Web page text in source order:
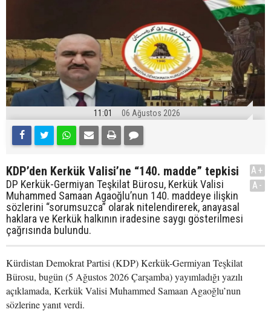
11:01 06 Ağustos 2026
KDP’den Kerkük Valisi’ne “140. madde” tepkisi
DP Kerkük-Germiyan Teşkilat Bürosu, Kerkük Valisi
Muhammed Samaan Agaoğlu’nun 140. maddeye ilişkin
sözlerini “sorumsuzca” olarak nitelendirerek, anayasal
haklara ve Kerkük halkının iradesine saygı gösterilmesi
çağrısında bulundu.
A+
A-
Kürdistan Demokrat Partisi (KDP) Kerkük-Germiyan Teşkilat
Bürosu, bugün (5 Ağustos 2026 Çarşamba) yayımladığı yazılı
açıklamada, Kerkük Valisi Muhammed Samaan Agaoğlu’nun
sözlerine yanıt verdi.